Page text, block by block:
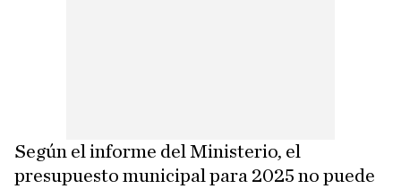
Según el informe del Ministerio, el
presupuesto municipal para 2025 no puede